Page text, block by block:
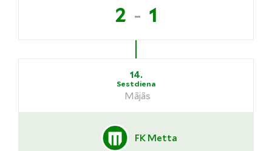
2 - 1
14.
Sestdiena
Mājās
FK Metta